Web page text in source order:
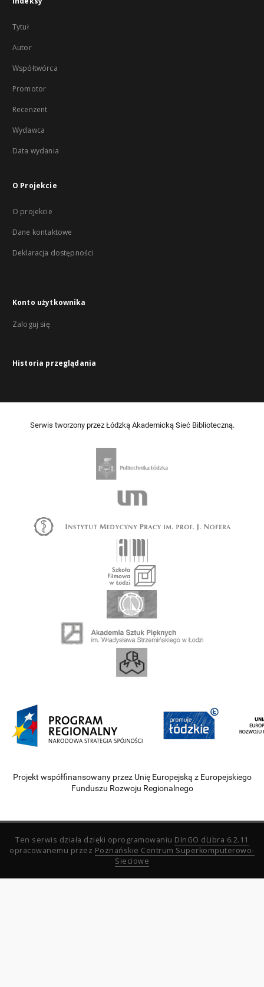
Tytuł
Autor
Współtwórca
Promotor
Recenzent
Wydawca
Data wydania
O Projekcie
O projekcie
Dane kontaktowe
Deklaracja dostępności
Konto użytkownika
Zaloguj się
Historia przeglądania
Serwis tworzony przez Łódzką Akademicką Sieć Biblioteczną.
Projekt współfinansowany przez Unię Europejską z Europejskiego
Funduszu Rozwoju Regionalnego
Ten serwis działa dzięki oprogramowaniu DInGO dLibra 6.2.11
opracowanemu przez Poznańskie Centrum Superkomputerowo-
Sieciowe